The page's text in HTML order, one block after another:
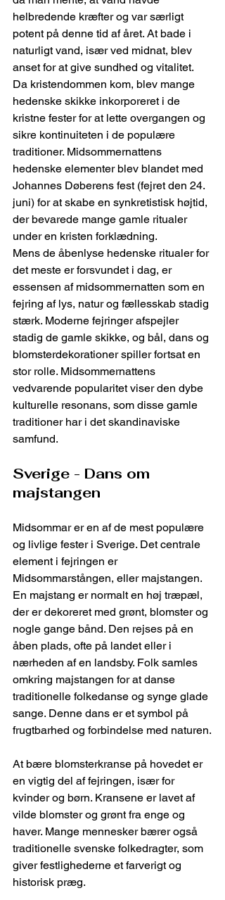
helbredende kræfter og var særligt
potent på denne tid af året. At bade i
naturligt vand, især ved midnat, blev
anset for at give sundhed og vitalitet.
Da kristendommen kom, blev mange
hedenske skikke inkorporeret i de
kristne fester for at lette overgangen og
sikre kontinuiteten i de populære
traditioner. Midsommernattens
hedenske elementer blev blandet med
Johannes Døberens fest (fejret den 24.
juni) for at skabe en synkretistisk højtid,
der bevarede mange gamle ritualer
under en kristen forklædning.
Mens de åbenlyse hedenske ritualer for
det meste er forsvundet i dag, er
essensen af midsommernatten som en
fejring af lys, natur og fællesskab stadig
stærk. Moderne fejringer afspejler
stadig de gamle skikke, og bål, dans og
blomsterdekorationer spiller fortsat en
stor rolle. Midsommernattens
vedvarende popularitet viser den dybe
kulturelle resonans, som disse gamle
traditioner har i det skandinaviske
samfund.
Sverige - Dans om
majstangen
Midsommar er en af de mest populære
og livlige fester i Sverige. Det centrale
element i fejringen er
Midsommarstången, eller majstangen.
En majstang er normalt en høj træpæl,
der er dekoreret med grønt, blomster og
nogle gange bånd. Den rejses på en
åben plads, ofte på landet eller i
nærheden af en landsby. Folk samles
omkring majstangen for at danse
traditionelle folkedanse og synge glade
sange. Denne dans er et symbol på
frugtbarhed og forbindelse med naturen.
At bære blomsterkranse på hovedet er
en vigtig del af fejringen, især for
kvinder og børn. Kransene er lavet af
vilde blomster og grønt fra enge og
haver. Mange mennesker bærer også
traditionelle svenske folkedragter, som
giver festlighederne et farverigt og
historisk præg.